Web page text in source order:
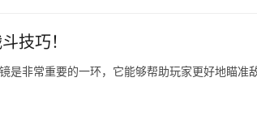
技巧！
是非常重要的一环，它能够帮助玩家更好地瞄准